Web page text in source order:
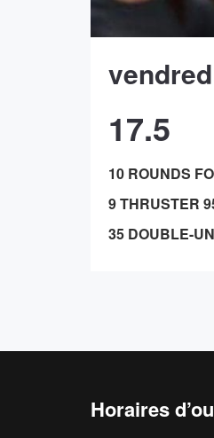
17.5
10 ROUNDS
9 THRUSTER
35 DOUBLE-
Horaires